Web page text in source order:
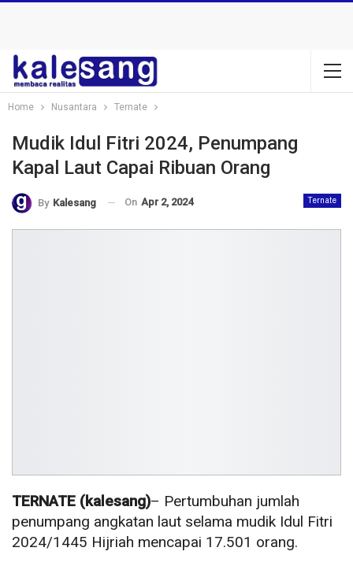
Home Nusantara Ternate
Mudik Idul Fitri 2024, Penumpang
Kapal Laut Capai Ribuan Orang
Ternate
By Kalesang On Apr 2, 2024
TERNATE (kalesang)– Pertumbuhan jumlah
penumpang angkatan laut selama mudik Idul Fitri
2024/1445 Hijriah mencapai 17.501 orang.